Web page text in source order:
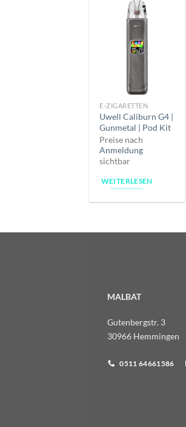
E-ZIGARETTEN
Uwell Caliburn G4 |
Gunmetal | Pod Kit
Preise nach
Anmeldung
sichtbar
WEITERLESEN
MALBAT
Gutenbergstr. 3
30966 Hemmingen
0511 64661586